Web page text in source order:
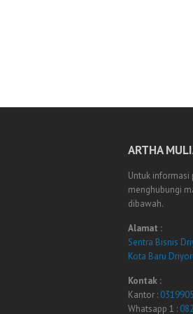
ARTHA
Untuk informasi
menghubungi
dibawah.
Alamat :
Sentra Bisnis
Kota Baru
Kontak :
Kantor :
Whatsapp 1 :